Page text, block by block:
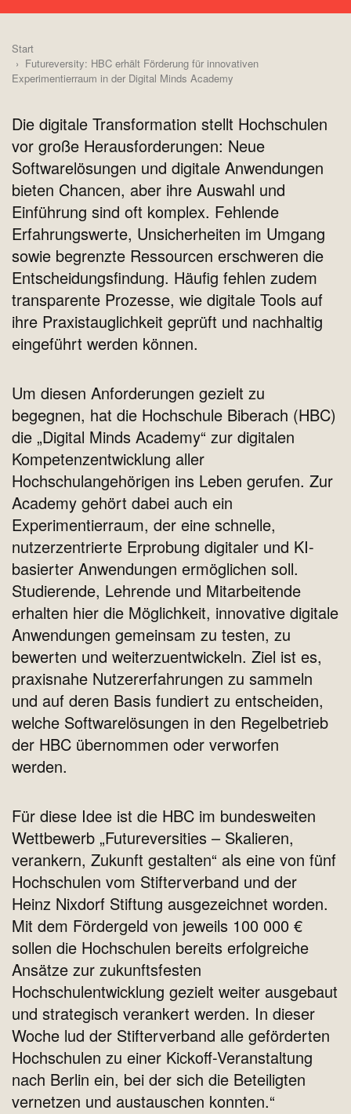
Start
Futureversity: HBC erhält Förderung für innovativen
Experimentierraum in der Digital Minds Academy
Die digitale Transformation stellt Hochschulen
vor große Herausforderungen: Neue
Softwarelösungen und digitale Anwendungen
bieten Chancen, aber ihre Auswahl und
Einführung sind oft komplex. Fehlende
Erfahrungswerte, Unsicherheiten im Umgang
sowie begrenzte Ressourcen erschweren die
Entscheidungsfindung. Häufig fehlen zudem
transparente Prozesse, wie digitale Tools auf
ihre Praxistauglichkeit geprüft und nachhaltig
eingeführt werden können.
Um diesen Anforderungen gezielt zu
begegnen, hat die Hochschule Biberach (HBC)
die „Digital Minds Academy“ zur digitalen
Kompetenzentwicklung aller
Hochschulangehörigen ins Leben gerufen. Zur
Academy gehört dabei auch ein
Experimentierraum, der eine schnelle,
nutzerzentrierte Erprobung digitaler und KI-
basierter Anwendungen ermöglichen soll.
Studierende, Lehrende und Mitarbeitende
erhalten hier die Möglichkeit, innovative digitale
Anwendungen gemeinsam zu testen, zu
bewerten und weiterzuentwickeln. Ziel ist es,
praxisnahe Nutzererfahrungen zu sammeln
und auf deren Basis fundiert zu entscheiden,
welche Softwarelösungen in den Regelbetrieb
der HBC übernommen oder verworfen
werden.
Für diese Idee ist die HBC im bundesweiten
Wettbewerb „Futureversities – Skalieren,
verankern, Zukunft gestalten“ als eine von fünf
Hochschulen vom Stifterverband und der
Heinz Nixdorf Stiftung ausgezeichnet worden.
Mit dem Fördergeld von jeweils 100 000 €
sollen die Hochschulen bereits erfolgreiche
Ansätze zur zukunftsfesten
Hochschulentwicklung gezielt weiter ausgebaut
und strategisch verankert werden. In dieser
Woche lud der Stifterverband alle geförderten
Hochschulen zu einer Kickoff-Veranstaltung
nach Berlin ein, bei der sich die Beteiligten
vernetzen und austauschen konnten.“